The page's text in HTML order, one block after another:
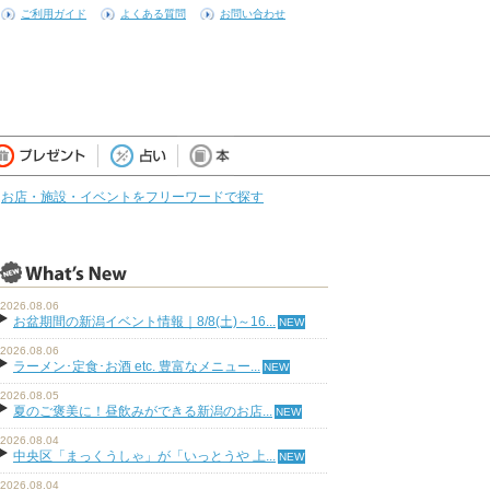
ご利用ガイド よくある質問 お問い合わせ
お店・施設・イベントをフリーワードで探す
2026.08.06
お盆期間の新潟イベント情報｜8/8(土)～16...
2026.08.06
ラーメン･定食･お酒 etc. 豊富なメニュー...
2026.08.05
夏のご褒美に！昼飲みができる新潟のお店...
2026.08.04
中央区「まっくうしゃ」が「いっとうや 上...
2026.08.04